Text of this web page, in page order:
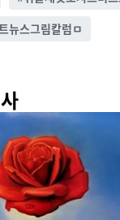
뉴스그림칼럼ㅁ